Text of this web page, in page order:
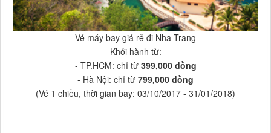
Vé máy bay giá rẻ đi Nha Trang
Khởi hành từ:
- TP.HCM: chỉ từ 399,000 đồng
- Hà Nội: chỉ từ 799,000 đồng
(Vé 1 chiều, thời gian bay: 03/10/2017 - 31/01/2018)